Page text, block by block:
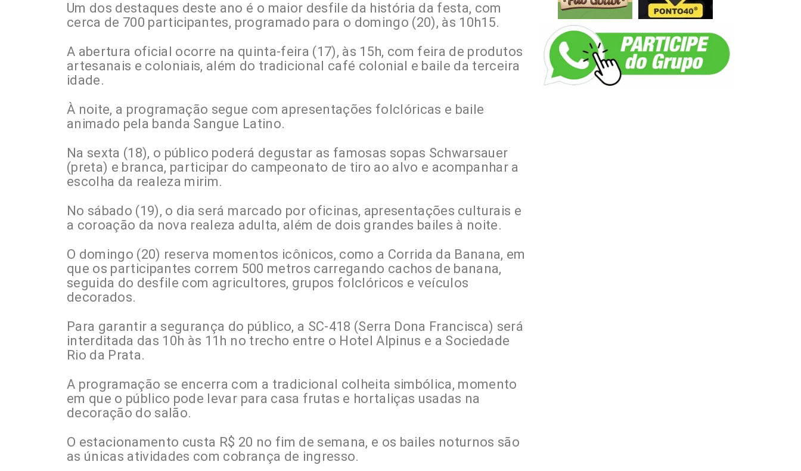
Um dos destaques deste ano é o maior desfile da história da festa, com
cerca de 700 participantes, programado para o domingo (20), às 10h15.
A abertura oficial ocorre na quinta-feira (17), às 15h, com feira de produtos
artesanais e coloniais, além do tradicional café colonial e baile da terceira
idade.
À noite, a programação segue com apresentações folclóricas e baile
animado pela banda Sangue Latino.
Na sexta (18), o público poderá degustar as famosas sopas Schwarsauer
(preta) e branca, participar do campeonato de tiro ao alvo e acompanhar a
escolha da realeza mirim.
No sábado (19), o dia será marcado por oficinas, apresentações culturais e
a coroação da nova realeza adulta, além de dois grandes bailes à noite.
O domingo (20) reserva momentos icônicos, como a Corrida da Banana, em
que os participantes correm 500 metros carregando cachos de banana,
seguida do desfile com agricultores, grupos folclóricos e veículos
decorados.
Para garantir a segurança do público, a SC-418 (Serra Dona Francisca) será
interditada das 10h às 11h no trecho entre o Hotel Alpinus e a Sociedade
Rio da Prata.
A programação se encerra com a tradicional colheita simbólica, momento
em que o público pode levar para casa frutas e hortaliças usadas na
decoração do salão.
O estacionamento custa R$ 20 no fim de semana, e os bailes noturnos são
as únicas atividades com cobrança de ingresso.